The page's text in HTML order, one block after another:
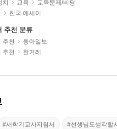
치 교육
교육문제/비평
한국 에세이
추천 분류
추천
동아일보
추천 한겨레
#새학기교사지침서 #선생님도생각할